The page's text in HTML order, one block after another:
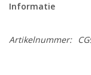
Informatie
Artikelnummer: